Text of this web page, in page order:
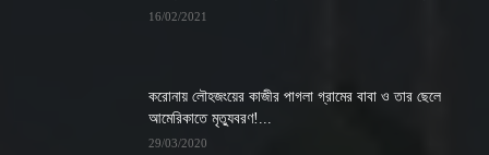
16/02/2021
করোনায় লৌহজংয়ের কাজীর পাগলা গ্রামের বাবা ও তার ছেলে
আমেরিকাতে মৃত্যুবরণ!...
29/03/2020